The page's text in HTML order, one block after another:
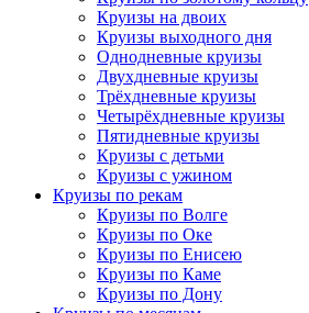
Круизы на двоих
Круизы выходного дня
Однодневные круизы
Двухдневные круизы
Трёхдневные круизы
Четырёхдневные круизы
Пятидневные круизы
Круизы с детьми
Круизы с ужином
Круизы по рекам
Круизы по Волге
Круизы по Оке
Круизы по Енисею
Круизы по Каме
Круизы по Дону